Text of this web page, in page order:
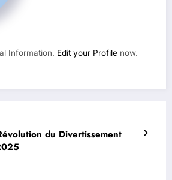
Information. Edit your Profile now.
du Divertissement